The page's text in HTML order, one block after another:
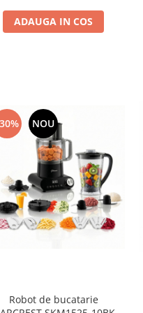
ADAUGA IN COS
NOU
Robot de bucatarie